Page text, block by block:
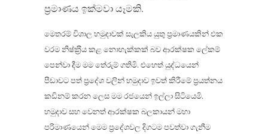
ප‍්‍රමාණය ඉක්මවා යෑමකි.
මෙතරම් විශාල හමුදාවක් සැලකිය යුතු ප‍්‍රමාණයකින් එක
වරම නිෂ්ක‍්‍රීය කළ නොහැක්කක් බව ආරක්ෂක ලේකම්
පෙන්වා දීම මම තේරුම් ගතිමි. එහෙත් යුද්ධයෙන්
පීඩාවට පත් ප‍්‍රදේශ වලින් හමුදාව ඉවත් කිරීමේ ප‍්‍රයත්නය
කඩිනම් කරන ලෙස මම රජයෙන් ඉල්ලා සිටියෙමි.
හමුදාව සහ වෙනත් ආරක්ෂක බලකායන් මහා
පරිමාණයෙන් මෙම ප‍්‍රදේශවල දිගටම පවත්වා ගැනීම